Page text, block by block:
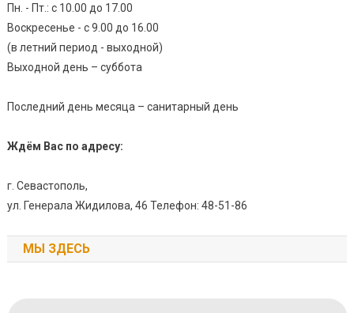
Пн. - Пт.: с 10.00 до 17.00
Воскресенье - с 9.00 до 16.00
(в летний период - выходной)
Выходной день – суббота
Последний день месяца – санитарный день
Ждём Вас по адресу:
г. Севастополь,
ул. Генерала Жидилова, 46 Телефон: 48-51-86
МЫ ЗДЕСЬ